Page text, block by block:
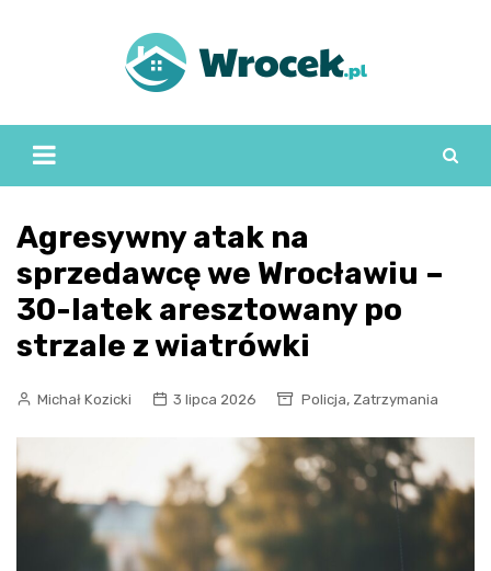
Agresywny atak na
sprzedawcę we Wrocławiu –
30-latek aresztowany po
strzale z wiatrówki
Michał Kozicki 3 lipca 2026 Policja, Zatrzymania